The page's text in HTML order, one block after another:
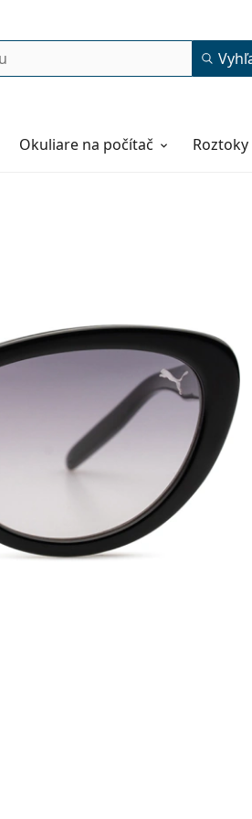
Okuliare na počítač
Dĺžka
stranice